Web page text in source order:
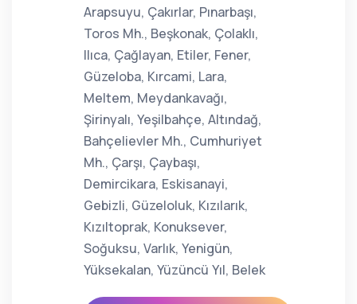
Arapsuyu, Çakırlar, Pınarbaşı,
Toros Mh., Beşkonak, Çolaklı,
Ilıca, Çağlayan, Etiler, Fener,
Güzeloba, Kırcami, Lara,
Meltem, Meydankavağı,
Şirinyalı, Yeşilbahçe, Altındağ,
Bahçelievler Mh., Cumhuriyet
Mh., Çarşı, Çaybaşı,
Demircikara, Eskisanayi,
Gebizli, Güzeloluk, Kızılarık,
Kızıltoprak, Konuksever,
Soğuksu, Varlık, Yenigün,
Yüksekalan, Yüzüncü Yıl, Belek